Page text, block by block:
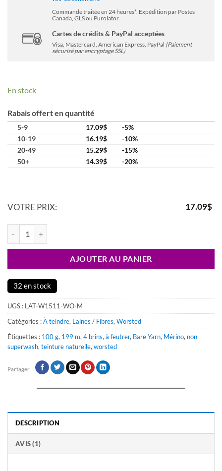
Commande traitée en 24 heures*. Expédition par Postes
Canada, GLS ou Purolator.
Cartes de crédits & PayPal acceptées
Visa, Mastercard, American Express, PayPal (Paiement
sécurisé par encryptage SSL)
En stock
Rabais offert en quantité
5-9 17.09$
-5%
10-19
16.19$
-10%
20-49
15.29$
-15%
50+
14.39$ -20%
VOTRE PRIX: 17.09$
AJOUTER AU PANIER
32 en stock
UGS : LAT-W1511-WO-M
Catégories :À teindre, Laines / Fibres, Worsted
Étiquettes : 100 g, 199 m, 4 brins, à feutrer, Bare Yarn, Mérino, non
superwash, teinture naturelle, worsted
Partager
DESCRIPTION
AVIS (1)